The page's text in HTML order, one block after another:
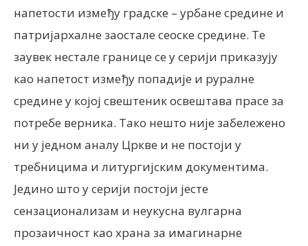
напетости између градске – урбане средине и
патријархалне заостале сеоске средине. Те
заувек нестале границе се у серији приказују
као напетост између попадије и руралне
средине у којој свештеник освештава прасе за
потребе верника. Тако нешто није забележено
ни у једном аналу Цркве и не постоји у
требницима и литургијским документима.
Једино што у серији постоји јесте
сензационализам и неукусна вулгарна
прозаичност као храна за имагинарне